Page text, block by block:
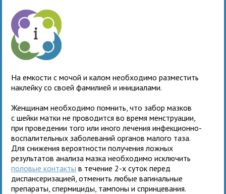
На емкости с мочой и калом необходимо разместить
наклейку со своей фамилией и инициалами.
Женщинам необходимо помнить, что забор мазков
с шейки матки не проводится во время менструации,
при проведении того или иного лечения инфекционно-
воспалительных заболеваний органов малого таза.
Для снижения вероятности получения ложных
результатов анализа мазка необходимо исключить
половые контакты в течение 2-х суток перед
диспансеризацией, отменить любые вагинальные
препараты, спермициды, тампоны и спринцевания.